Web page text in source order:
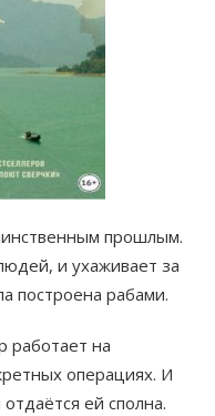
прошлым.
и ухаживает за
построена рабами.
работает на
операциях. И
ей сполна.